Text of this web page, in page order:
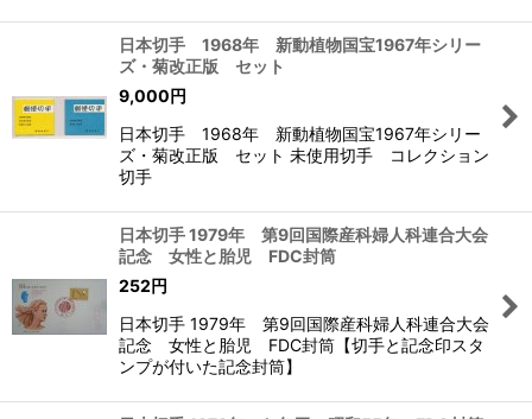
日本切手 1968年 新動植物国宝1967年シリー
ズ・菊改正版 セット
9,000円
日本切手 1968年 新動植物国宝1967年シリー
ズ・菊改正版 セット 未使用切手 コレクション
切手
日本切手 1979年 第9回国際産科婦人科連合大会
記念 女性と胎児 FDC封筒
252円
日本切手 1979年 第9回国際産科婦人科連合大会
記念 女性と胎児 FDC封筒【切手と記念印スタ
ンプが付いた記念封筒】